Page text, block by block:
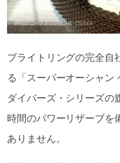
ブライトリングの完全自
る「スーパーオーシャン
ダイバーズ・シリーズの
時間のパワーリザーブを
ありません。